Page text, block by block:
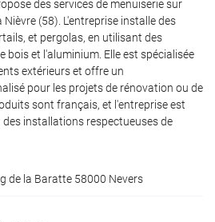
à recevoir nos propositions commerciales à
Vous pouvez vous désinscrire à tout moment en
des services de menuiserie sur
(58). L'entreprise installe des
et pergolas, en utilisant des
bois et l'aluminium. Elle est spécialisée
extérieurs et offre un
pour les projets de rénovation ou de
sont français, et l'entreprise est
installations respectueuses de
de la Baratte 58000 Nevers